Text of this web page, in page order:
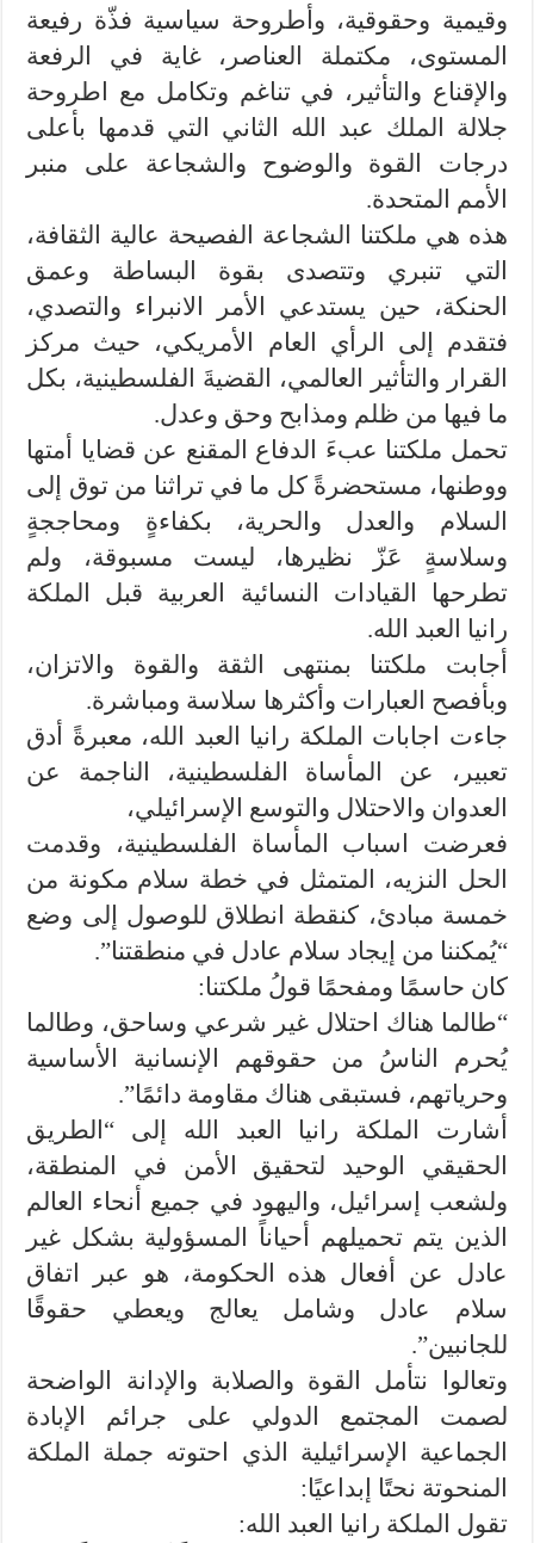
وقيمية وحقوقية، وأطروحة سياسية فذّة رفيعة
المستوى، مكتملة العناصر، غاية في الرفعة
والإقناع والتأثير، في تناغم وتكامل مع اطروحة
جلالة الملك عبد الله الثاني التي قدمها بأعلى
درجات القوة والوضوح والشجاعة على منبر
الأمم المتحدة.
هذه هي ملكتنا الشجاعة الفصيحة عالية الثقافة،
التي تنبري وتتصدى بقوة البساطة وعمق
الحنكة، حين يستدعي الأمر الانبراء والتصدي،
فتقدم إلى الرأي العام الأمريكي، حيث مركز
القرار والتأثير العالمي، القضيةَ الفلسطينية، بكل
ما فيها من ظلم ومذابح وحق وعدل.
تحمل ملكتنا عبءَ الدفاع المقنع عن قضايا أمتها
ووطنها، مستحضرةً كل ما في تراثنا من توق إلى
السلام والعدل والحرية، بكفاءةٍ ومحاججةٍ
وسلاسةٍ عَزّ نظيرها، ليست مسبوقة، ولم
تطرحها القيادات النسائية العربية قبل الملكة
رانيا العبد الله.
أجابت ملكتنا بمنتهى الثقة والقوة والاتزان،
وبأفصح العبارات وأكثرها سلاسة ومباشرة.
جاءت اجابات الملكة رانيا العبد الله، معبرةً أدق
تعبير، عن المأساة الفلسطينية، الناجمة عن
العدوان والاحتلال والتوسع الإسرائيلي،
فعرضت اسباب المأساة الفلسطينية، وقدمت
الحل النزيه، المتمثل في خطة سلام مكونة من
خمسة مبادئ، كنقطة انطلاق للوصول إلى وضع
“يُمكننا من إيجاد سلام عادل في منطقتنا”.
كان حاسمًا ومفحمًا قولُ ملكتنا:
“طالما هناك احتلال غير شرعي وساحق، وطالما
يُحرم الناسُ من حقوقهم الإنسانية الأساسية
وحرياتهم، فستبقى هناك مقاومة دائمًا”.
أشارت الملكة رانيا العبد الله إلى “الطريق
الحقيقي الوحيد لتحقيق الأمن في المنطقة،
ولشعب إسرائيل، واليهود في جميع أنحاء العالم
الذين يتم تحميلهم أحياناً المسؤولية بشكل غير
عادل عن أفعال هذه الحكومة، هو عبر اتفاق
سلام عادل وشامل يعالج ويعطي حقوقًا
للجانبين”.
وتعالوا نتأمل القوة والصلابة والإدانة الواضحة
لصمت المجتمع الدولي على جرائم الإبادة
الجماعية الإسرائيلية الذي احتوته جملة الملكة
المنحوتة نحتًا إبداعيًا:
تقول الملكة رانيا العبد الله: